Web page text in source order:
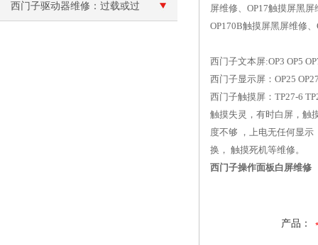
西门子驱动器维修：过载或过
屏维修、OP17触摸屏黑
OP170B触摸屏黑屏维修
西门子文本屏:OP3 OP5
西门子显示屏：OP25
西门子触摸屏：TP27-6
触摸失灵，有时白屏，触
度不够 ，上电无任何显
换， 触摸死机等维修。
西门子操作面板白屏维修
产品：